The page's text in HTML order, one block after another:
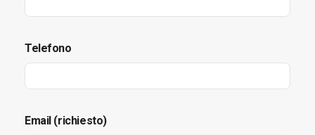
Telefono
Email (richiesto)